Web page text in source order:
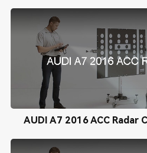
AUDI A7 2016 ACC Radar